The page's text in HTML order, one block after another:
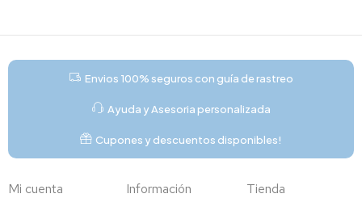
Envios 100% seguros con guía de rastreo
Ayuda y Asesoria personalizada
Cupones y descuentos disponibles!
Mi cuenta Información Tienda